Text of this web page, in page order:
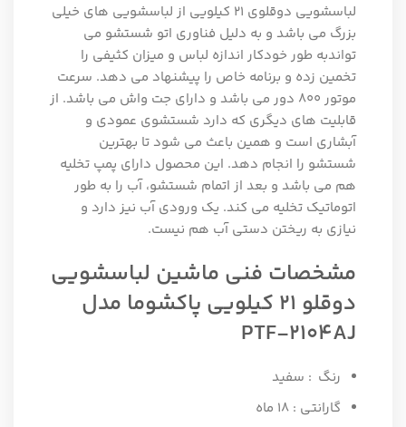
لباسشویی دوقلوی 21 کیلویی از لباسشویی های خیلی
بزرگ می باشد و به دلیل فناوری اتو شستشو می
تواندبه طور خودکار اندازه لباس و میزان کثیفی را
تخمین زده و برنامه خاص را پیشنهاد می دهد. سرعت
موتور 800 دور می باشد و دارای جت واش می باشد. از
قابلیت های دیگری که دارد شستشوی عمودی و
آبشاری است و همین باعث می شود تا بهترین
شستشو را انجام دهد. این محصول دارای پمپ تخلیه
هم می باشد و بعد از اتمام شستشو، آب را به طور
اتوماتیک تخلیه می کند. یک ورودی آب نیز دارد و
نیازی به ریختن دستی آب هم نیست.
مشخصات فنی ماشین لباسشویی
دوقلو 21 کیلویی پاکشوما مدل
PTF-2104AJ
رنگ : سفید
گارانتی : 18 ماه